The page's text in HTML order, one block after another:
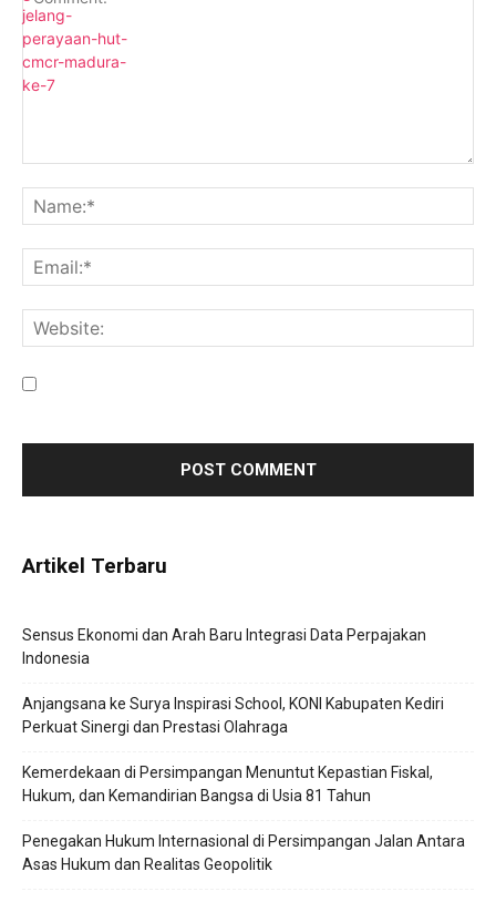
Artikel Terbaru
Sensus Ekonomi dan Arah Baru Integrasi Data Perpajakan
Indonesia
Anjangsana ke Surya Inspirasi School, KONI Kabupaten Kediri
Perkuat Sinergi dan Prestasi Olahraga
Kemerdekaan di Persimpangan Menuntut Kepastian Fiskal,
Hukum, dan Kemandirian Bangsa di Usia 81 Tahun
Penegakan Hukum Internasional di Persimpangan Jalan Antara
Asas Hukum dan Realitas Geopolitik